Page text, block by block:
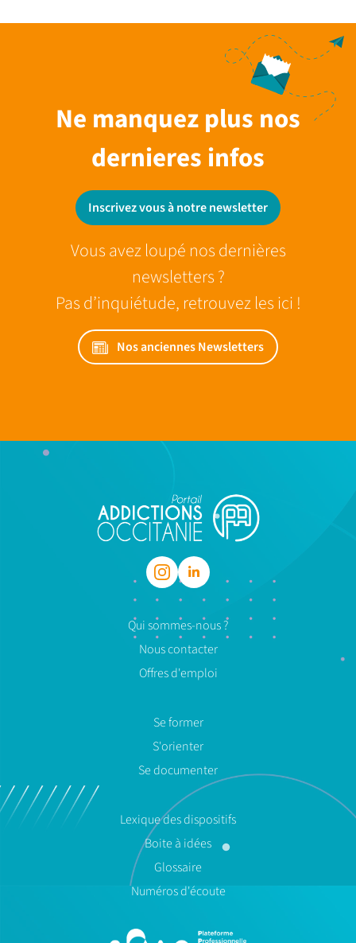
Ne manquez plus nos
dernieres infos
Inscrivez vous à notre newsletter
Vous avez loupé nos dernières
newsletters ?
Pas d’inquiétude, retrouvez les ici !
Nos anciennes Newsletters
Qui sommes-nous ?
Nous contacter
Offres d'emploi
Se former
S'orienter
Se documenter
Lexique des dispositifs
Boite à idées
Glossaire
Numéros d'écoute